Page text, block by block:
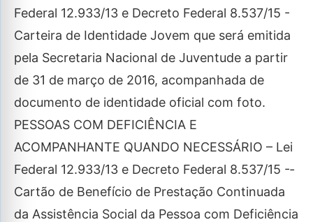
Federal 12.933/13 e Decreto Federal 8.537/15 ­-
Carteira de Identidade Jovem que será emitida
pela Secretaria Nacional de Juventude a partir
de 31 de março de 2016, acompanhada de
documento de identidade oficial com foto.
PESSOAS COM DEFICIÊNCIA E
ACOMPANHANTE QUANDO NECESSÁRIO – Lei
Federal 12.933/13 e Decreto Federal 8.537/15 -­
Cartão de Benefício de Prestação Continuada
da Assistência Social da Pessoa com Deficiência